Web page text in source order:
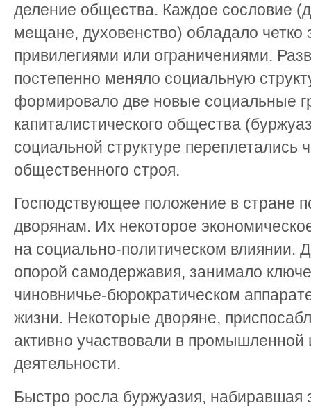
деление общества. Каждое сословие
мещане, духовенство) обладало
привилегиями или ограничениями.
постепенно меняло социальную
формировало две новые социальные
капиталистического общества
социальной структуре переплетались
общественного строя.
Господствующее положение в стране
дворянам. Их некоторое
на социально-политическом влиянии.
опорой самодержавия, занимало
чиновничье-бюрократическом
жизни. Некоторые дворяне,
активно участвовали в
деятельности.
Быстро росла буржуазия, набиравшая